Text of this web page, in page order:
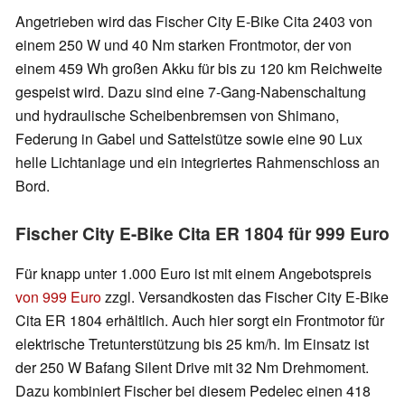
Angetrieben wird das Fischer City E-Bike Cita 2403 von
einem 250 W und 40 Nm starken Frontmotor, der von
einem 459 Wh großen Akku für bis zu 120 km Reichweite
gespeist wird. Dazu sind eine 7-Gang-Nabenschaltung
und hydraulische Scheibenbremsen von Shimano,
Federung in Gabel und Sattelstütze sowie eine 90 Lux
helle Lichtanlage und ein integriertes Rahmenschloss an
Bord.
Fischer City E-Bike Cita ER 1804 für 999 Euro
Für knapp unter 1.000 Euro ist mit einem Angebotspreis
von 999 Eurozzgl. Versandkosten das Fischer City E-Bike
Cita ER 1804 erhältlich. Auch hier sorgt ein Frontmotor für
elektrische Tretunterstützung bis 25 km/h. Im Einsatz ist
der 250 W Bafang Silent Drive mit 32 Nm Drehmoment.
Dazu kombiniert Fischer bei diesem Pedelec einen 418